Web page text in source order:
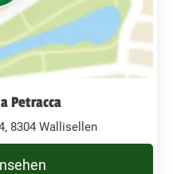
Petracca
8304 Wallisellen